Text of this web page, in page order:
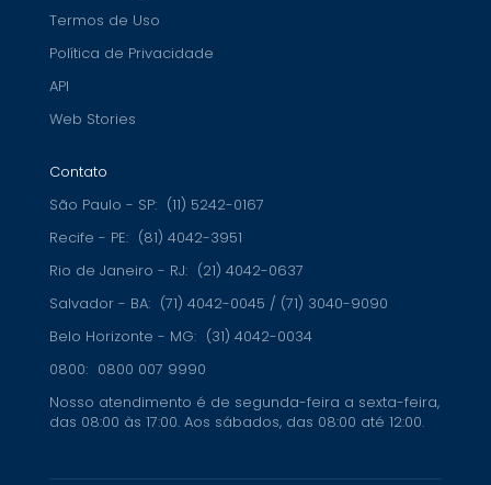
Termos de Uso
Política de Privacidade
API
Web Stories
Contato
São Paulo - SP: (11) 5242-0167
Recife - PE: (81) 4042-3951
Rio de Janeiro - RJ: (21) 4042-0637
Salvador - BA: (71) 4042-0045 / (71) 3040-9090
Belo Horizonte - MG: (31) 4042-0034
0800: 0800 007 9990
Nosso atendimento é de segunda-feira a sexta-feira,
das 08:00 às 17:00. Aos sábados, das 08:00 até 12:00.